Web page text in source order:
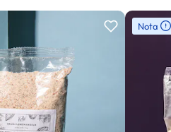
Nota